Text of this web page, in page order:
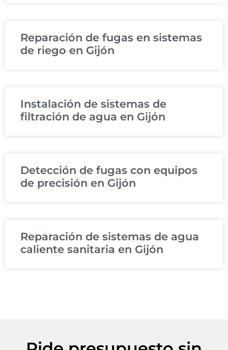
Reparación de fugas en sistemas
de riego en Gijón
Instalación de sistemas de
filtración de agua en Gijón
Detección de fugas con equipos
de precisión en Gijón
Reparación de sistemas de agua
caliente sanitaria en Gijón